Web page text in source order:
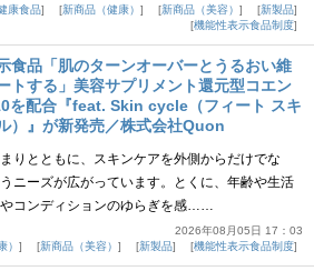
康食品 新商品（健康） 新商品（美容）
新製品
機能性表示食品制度
食品「肌のターンオーバーとうるおい維
トする」美容サプリメント還元型コエン
を配合『feat. Skin cycle（フィート スキ
）』が新発売／株式会社Quon
りとともに、スキンケアを外側からだけでな
ニーズが広がっています。とくに、年齢や生活
コンディションのゆらぎを感……
2026年08月05日 17：03
）
新商品（美容） 新製品 機能性表示食品制度